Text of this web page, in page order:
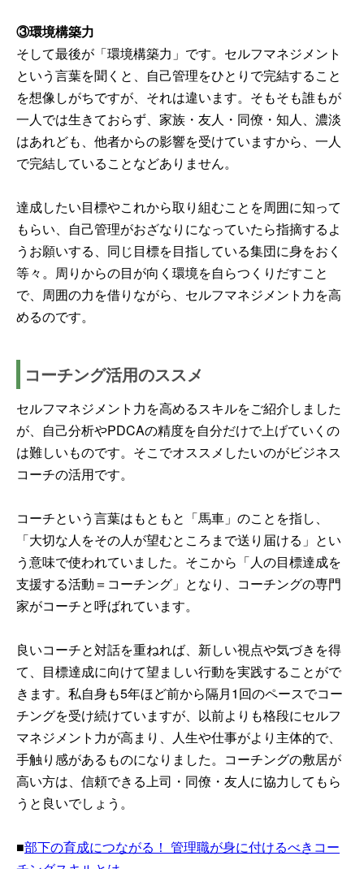
③環境構築力
そして最後が「環境構築力」です。セルフマネジメント
という言葉を聞くと、自己管理をひとりで完結すること
を想像しがちですが、それは違います。そもそも誰もが
一人では生きておらず、家族・友人・同僚・知人、濃淡
はあれども、他者からの影響を受けていますから、一人
で完結していることなどありません。
達成したい目標やこれから取り組むことを周囲に知って
もらい、自己管理がおざなりになっていたら指摘するよ
うお願いする、同じ目標を目指している集団に身をおく
等々。周りからの目が向く環境を自らつくりだすこと
で、周囲の力を借りながら、セルフマネジメント力を高
めるのです。
コーチング活用のススメ
セルフマネジメント力を高めるスキルをご紹介しました
が、自己分析やPDCAの精度を自分だけで上げていくの
は難しいものです。そこでオススメしたいのがビジネス
コーチの活用です。
コーチという言葉はもともと「馬車」のことを指し、
「大切な人をその人が望むところまで送り届ける」とい
う意味で使われていました。そこから「人の目標達成を
支援する活動＝コーチング」となり、コーチングの専門
家がコーチと呼ばれています。
良いコーチと対話を重ねれば、新しい視点や気づきを得
て、目標達成に向けて望ましい行動を実践することがで
きます。私自身も5年ほど前から隔月1回のペースでコー
チングを受け続けていますが、以前よりも格段にセルフ
マネジメント力が高まり、人生や仕事がより主体的で、
手触り感があるものになりました。コーチングの敷居が
高い方は、信頼できる上司・同僚・友人に協力してもら
うと良いでしょう。
■部下の育成につながる！ 管理職が身に付けるべきコー